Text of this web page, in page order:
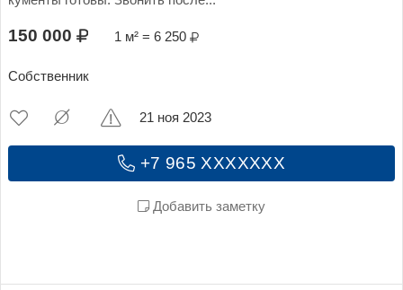
150 000 1 м² = 6 250
Собственник
+7 965 XXXXXXX
Добавить заметку
21 ноя 2023